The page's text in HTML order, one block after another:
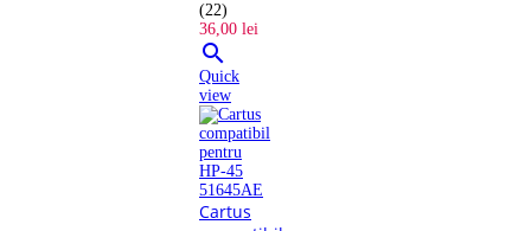
(22)
36,00 lei

Quick
view
Cartus